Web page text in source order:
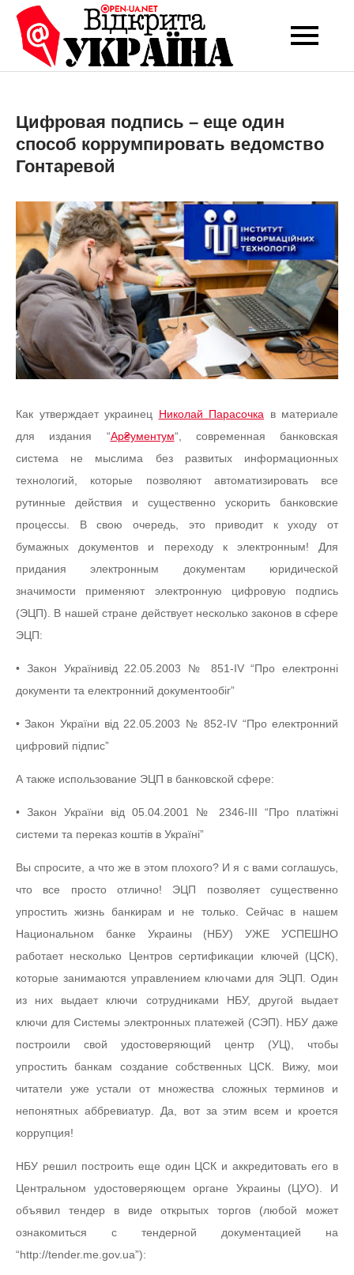
Перейти
вмісту
Open-UA
NET
Це ваше надійне
експертних думок
Цифровая подпись – еще один
способ коррумпировать ведомство
Гонтаревой
Как утверждает украинец Николай Парасочка в материале
для издания “Ар₴ументум“, современная банковская
система не мыслима без развитых информационных
технологий, которые позволяют автоматизировать все
рутинные действия и существенно ускорить банковские
процессы. В свою очередь, это приводит к уходу от
бумажных документов и переходу к электронным! Для
придания электронным документам юридической
значимости применяют электронную цифровую подпись
(ЭЦП). В нашей стране действует несколько законов в сфере
ЭЦП:
• Закон Українивід 22.05.2003 № 851-IV “Про електронні
документи та електронний документообіг”
• Закон України від 22.05.2003 № 852-IV “Про електронний
цифровий підпис”
А также использование ЭЦП в банковской сфере:
• Закон України від 05.04.2001 № 2346-III “Про платіжні
системи та переказ коштів в Україні”
Вы спросите, а что же в этом плохого? И я с вами соглашусь,
что все просто отлично! ЭЦП позволяет существенно
упростить жизнь банкирам и не только. Сейчас в нашем
Национальном банке Украины (НБУ) УЖЕ УСПЕШНО
работает несколько Центров сертификации ключей (ЦСК),
которые занимаются управлением ключами для ЭЦП. Один
из них выдает ключи сотрудниками НБУ, другой выдает
ключи для Системы электронных платежей (СЭП). НБУ даже
построили свой удостоверяющий центр (УЦ), чтобы
упростить банкам создание собственных ЦСК. Вижу, мои
читатели уже устали от множества сложных терминов и
непонятных аббревиатур. Да, вот за этим всем и кроется
коррупция!
НБУ решил построить еще один ЦСК и аккредитовать его в
Центральном удостоверяющем органе Украины (ЦУО). И
объявил тендер в виде открытых торгов (любой может
ознакомиться с тендерной документацией на
“http://tender.me.gov.ua”):